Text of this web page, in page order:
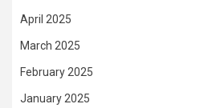
April 2025
March 2025
February 2025
January 2025